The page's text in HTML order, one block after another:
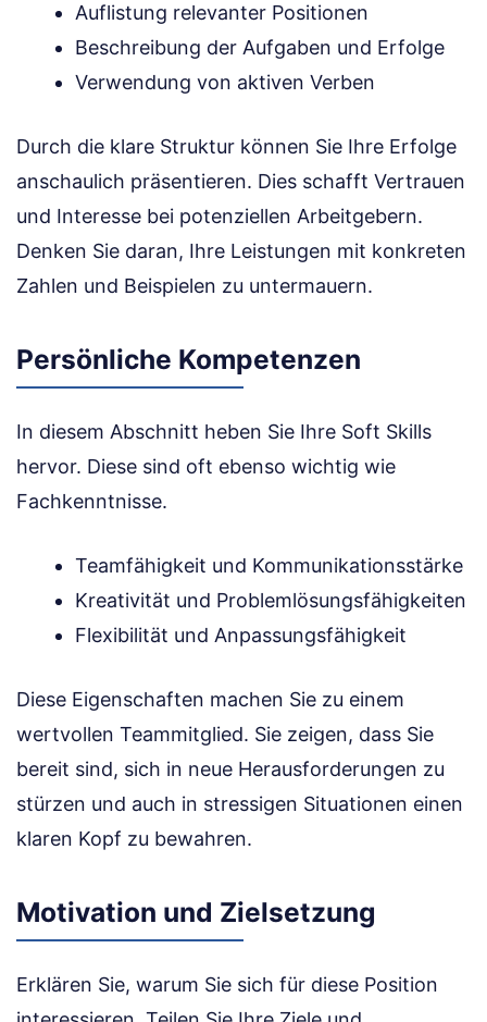
Auflistung relevanter Positionen
Beschreibung der Aufgaben und Erfolge
Verwendung von aktiven Verben
Durch die klare Struktur können Sie Ihre Erfolge
anschaulich präsentieren. Dies schafft Vertrauen
und Interesse bei potenziellen Arbeitgebern.
Denken Sie daran, Ihre Leistungen mit konkreten
Zahlen und Beispielen zu untermauern.
Persönliche Kompetenzen
In diesem Abschnitt heben Sie Ihre Soft Skills
hervor. Diese sind oft ebenso wichtig wie
Fachkenntnisse.
Teamfähigkeit und Kommunikationsstärke
Kreativität und Problemlösungsfähigkeiten
Flexibilität und Anpassungsfähigkeit
Diese Eigenschaften machen Sie zu einem
wertvollen Teammitglied. Sie zeigen, dass Sie
bereit sind, sich in neue Herausforderungen zu
stürzen und auch in stressigen Situationen einen
klaren Kopf zu bewahren.
Motivation und Zielsetzung
Erklären Sie, warum Sie sich für diese Position